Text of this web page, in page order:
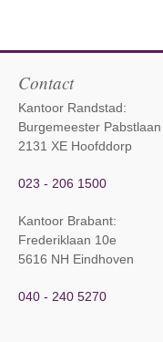
Contact
Kantoor Randstad:
Burgemeester
2131 XE Hoofddorp
023 - 206 1500
Kantoor Brabant:
Frederiklaan 10e
5616 NH Eindhoven
040 - 240 5270